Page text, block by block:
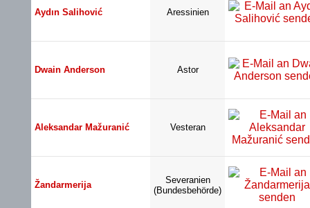
Aydın Salihović Aressinien
Dwain Anderson Astor
Aleksandar Mažuranić Vesteran
Žandarmerija
Severanien
(Bundesbehörde)